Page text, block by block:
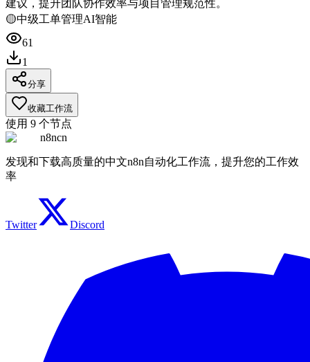
建议，提升团队协作效率与项目管理规范性。
🟡中级工单管理AI智能
61
1
分享
收藏工作流
使用 9 个节点
n8ncn
发现和下载高质量的中文n8n自动化工作流，提升您的工作效
率
Twitter Discord